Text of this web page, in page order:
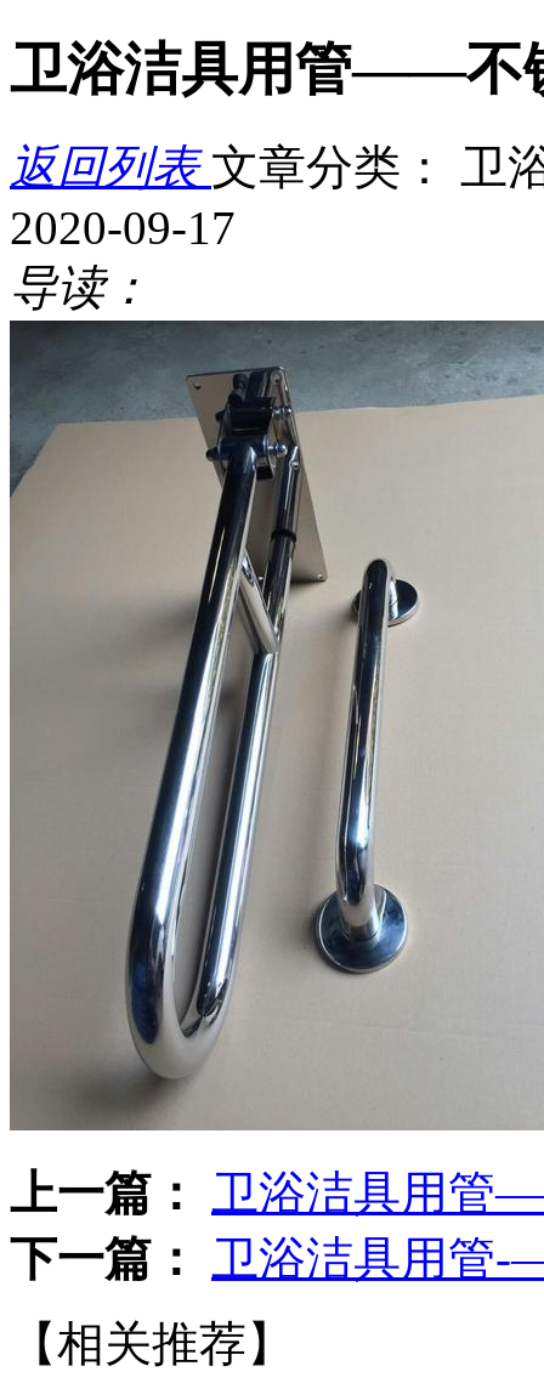
卫浴洁具用管——不
返回列表文章分类： 卫
2020-09-17
导读：
上一篇：
卫浴洁具用管
下一篇：
卫浴洁具用管
【相关推荐】